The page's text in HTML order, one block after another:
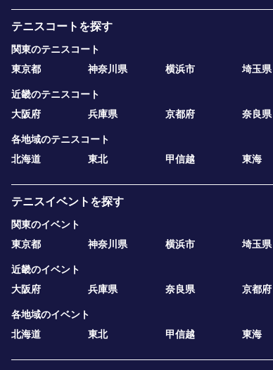
テニスコートを探す
関東のテニスコート
東京都
神奈川県 横浜市 埼玉県
近畿のテニスコート
大阪府
兵庫県 京都府 奈良県
各地域のテニスコート
北海道
東北 甲信越 東海
テニスイベントを探す
関東のイベント
東京都
神奈川県 横浜市 埼玉県
近畿のイベント
大阪府
兵庫県 奈良県 京都府
各地域のイベント
北海道
東北 甲信越 東海